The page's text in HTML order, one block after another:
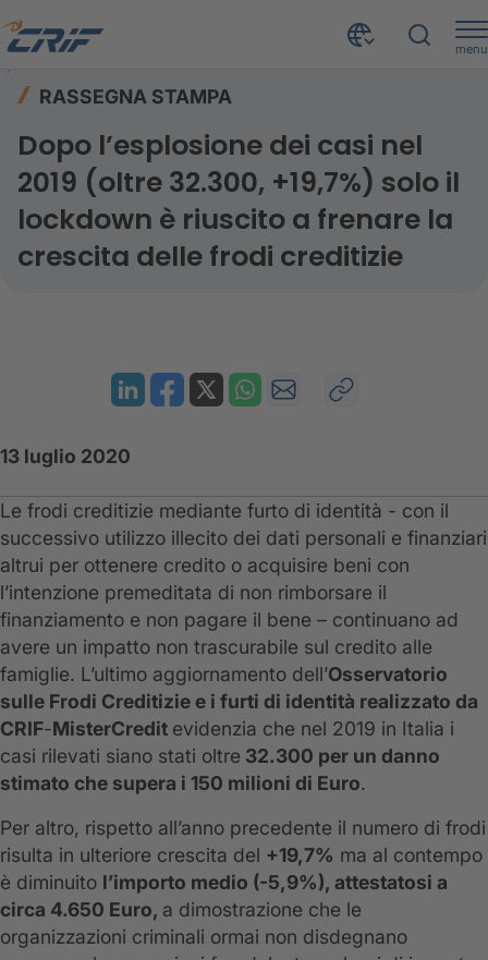
menu
RASSEGNA STAMPA
Dopo l’esplosione dei casi nel
2019 (oltre 32.300, +19,7%) solo il
lockdown è riuscito a frenare la
crescita delle frodi creditizie
13 luglio 2020
Le frodi creditizie mediante furto di identità - con il
successivo utilizzo illecito dei dati personali e finanziari
altrui per ottenere credito o acquisire beni con
l’intenzione premeditata di non rimborsare il
finanziamento e non pagare il bene – continuano ad
avere un impatto non trascurabile sul credito alle
famiglie. L’ultimo aggiornamento dell’Osservatorio
sulle Frodi Creditizie e i furti di identità realizzato da
CRIF-MisterCredit evidenzia che nel 2019 in Italia i
casi rilevati siano stati oltre 32.300 per un danno
stimato che supera i 150 milioni di Euro.
Per altro, rispetto all’anno precedente il numero di frodi
risulta in ulteriore crescita del +19,7% ma al contempo
è diminuito l’importo medio (-5,9%), attestatosi a
circa 4.650 Euro, a dimostrazione che le
organizzazioni criminali ormai non disdegnano